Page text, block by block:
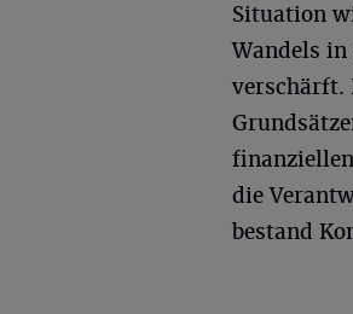
Situation
Wandels
verschärft.
die
bestand